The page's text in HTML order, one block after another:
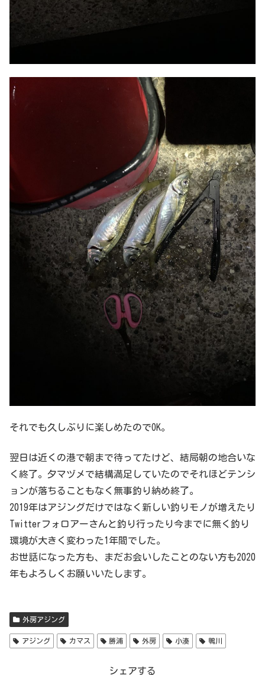
それでも久しぶりに楽しめたのでOK。
翌日は近くの港で朝まで待ってたけど、結局朝の地合いな
く終了。夕マヅメで結構満足していたのでそれほどテンシ
ョンが落ちることもなく無事釣り納め終了。
2019年はアジングだけではなく新しい釣りモノが増えたり
Twitterフォロアーさんと釣り行ったり今までに無く釣り
環境が大きく変わった1年間でした。
お世話になった方も、まだお会いしたことのない方も2020
年もよろしくお願いいたします。
外房アジング
アジング カマス 勝浦 外房 小湊 鴨川
シェアする